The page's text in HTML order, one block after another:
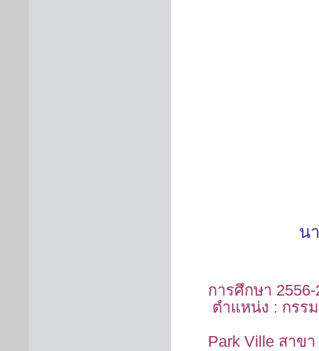
น
การศึกษา
ตำแหน่ง : ก
Park Ville สาข